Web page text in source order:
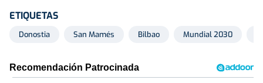
ETIQUETAS
Donostia San Mamés Bilbao Mundial 2030